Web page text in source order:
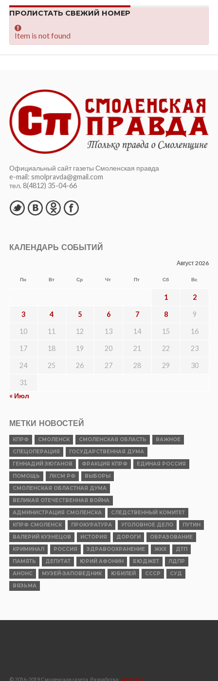
ПРОЛИСТАТЬ СВЕЖИЙ НОМЕР
Item is not found
Официальный сайт газеты Смоленская правда
e-mail: smolpravda@gmail.com
тел. 8(4812) 35-04-66
КАЛЕНДАРЬ СОБЫТИЙ
Август 2026
Пн Вт Ср Чт Пт Сб Вс
1 2
3 4 5 6 7 8 9
10 11 12 13 14 15 16
17 18 19 20 21 22 23
24 25 26 27 28 29 30
31
« Июл
МЕТКИ НОВОСТЕЙ
КПРФ СМОЛЕНСК СМОЛЕНСКАЯ ОБЛАСТЬ
ВАЖНОЕ
СПЕЦОПЕРАЦИЯ
ГОСУДАРСТВЕННАЯ ДУМА
ГЕННАДИЙ ЗЮГАНОВ
ФРАКЦИЯ КПРФ
ЕДИНАЯ РОССИЯ
ПОМОЩЬ
ЛКСМ РФ
ВЫБОРЫ
СМОЛЕНСКАЯ ОБЛАСТНАЯ ДУМА
ВЕЛИКАЯ ОТЕЧЕСТВЕННАЯ ВОЙНА
АДМИНИСТРАЦИЯ СМОЛЕНСКА
СЛЕДСТВЕННЫЙ КОМИТЕТ
КПРФ СМОЛЕНСК
ПРОКУРАТУРА УГОЛОВНОЕ ДЕЛО
ПУТИН
ВАЛЕРИЙ КУЗНЕЦОВ
ИСТОРИЯ ДОРОГИ
ОБРАЗОВАНИЕ
КРИМИНАЛ
РОССИЯ ЗДРАВООХРАНЕНИЕ ЖКХ
ДТП
ПАМЯТЬ
ДЕПУТАТ ЮРИЙ АФОНИН БЮДЖЕТ
ЛДПР
АНОНС
МУЗЕЙ-ЗАПОВЕДНИК ЮБИЛЕЙ СССР
СУД
ВЯЗЬМА
© 2016-2019 Смоленская газета, Разработка: WEBtime.